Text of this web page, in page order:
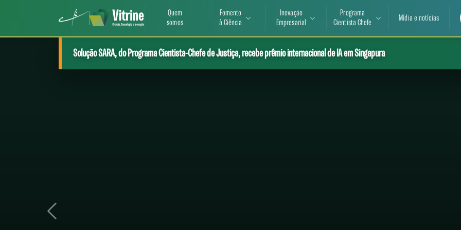
Quem
somos
Fomento
à Ciência
Inovação
Empresarial
Programa
Cientista Chefe
Mídia e notícias
Solução SARA, do Programa Cientista-Chefe de Justiça, recebe prêmio internacional de IA em Singapura
Em parceria com MDIC, projeto apoiado pela Funcap produz Guia para Apresentação de Projetos Empresariais em ZPEs
Previous